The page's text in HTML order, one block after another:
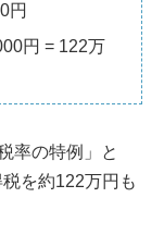
円
円 = 122万
率の特例」と
を約122万円も